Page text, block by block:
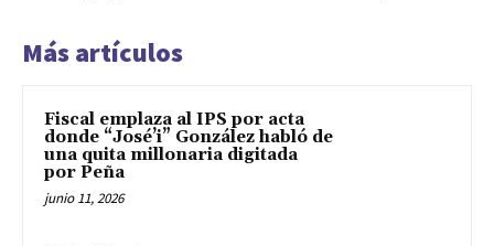
Más artículos
Fiscal emplaza al IPS por acta
donde “José’i” González habló de
una quita millonaria digitada
por Peña
junio 11, 2026